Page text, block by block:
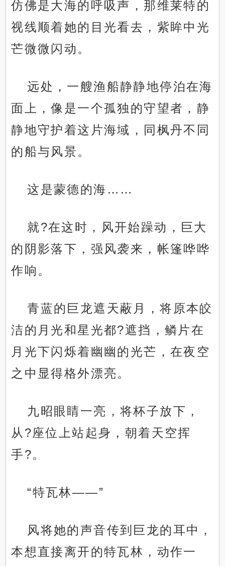
仿佛是大海的呼吸声，那维莱特的
视线顺着她的目光看去，紫眸中光
芒微微闪动。
远处，一艘渔船静静地停泊在海
面上，像是一个孤独的守望者，静
静地守护着这片海域，同枫丹不同
的船与风景。
这是蒙德的海……
就?在这时，风开始躁动，巨大
的阴影落下，强风袭来，帐篷哗哗
作响。
青蓝的巨龙遮天蔽月，将原本皎
洁的月光和星光都?遮挡，鳞片在
月光下闪烁着幽幽的光芒，在夜空
之中显得格外漂亮。
九昭眼睛一亮，将杯子放下，
从?座位上站起身，朝着天空挥
手?。
“特瓦林——”
风将她的声音传到巨龙的耳中，
本想直接离开的特瓦林，动作一